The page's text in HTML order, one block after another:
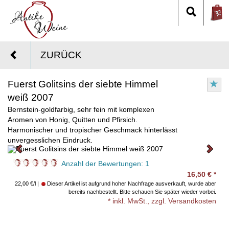
ZURÜCK
Fuerst Golitsins der siebte Himmel
weiß 2007
Bernstein-goldfarbig, sehr fein mit komplexen
Aromen von Honig, Quitten und Pfirsich.
Harmonischer und tropischer Geschmack hinterlässt
unvergesslichen Eindruck.
Anzahl der Bewertungen: 1
16,50 € *
22,00 €/l
Dieser Artikel ist aufgrund hoher Nachfrage ausverkauft, wurde aber
bereits nachbestellt. Bitte schauen Sie später wieder vorbei.
* inkl. MwSt., zzgl. Versandkosten